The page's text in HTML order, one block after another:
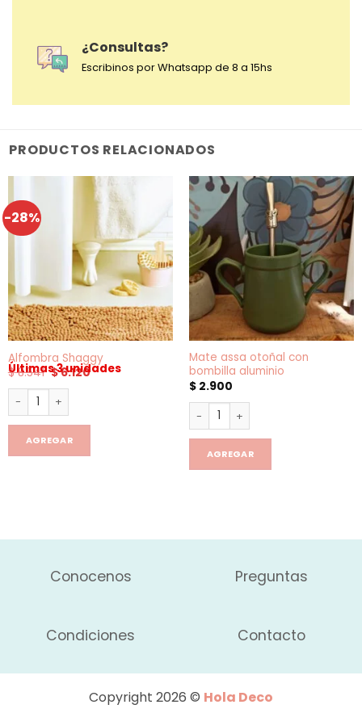
¿Consultas?
Escribinos por Whatsapp de 8 a 15hs
PRODUCTOS RELACIONADOS
-28%
Alfombra Shaggy
$8.541 El
original
era:
$ 8.541.
$6.120El
Últimas 3 unidades
Alfombra Shaggy cantidad
AGREGAR
Mate assa otoñal con
bombilla aluminio
$2.900
Mate assa otoñal con
AGREGAR
Conocenos Preguntas
Condiciones Contacto
Copyright 2026 © Hola Deco